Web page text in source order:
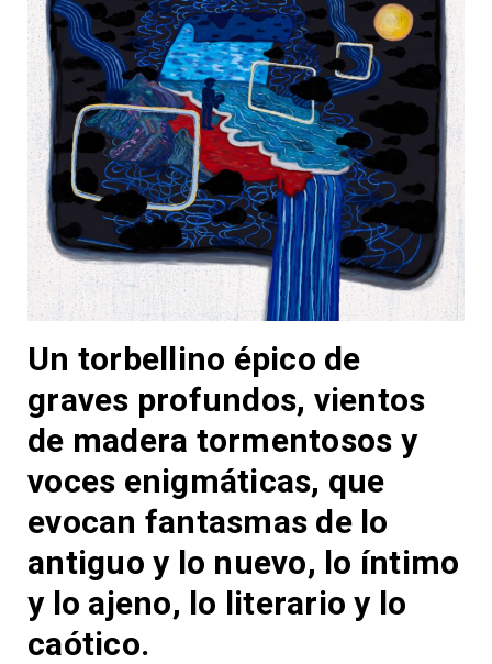
Un torbellino épico de
graves profundos, vientos
de madera tormentosos y
voces enigmáticas, que
evocan fantasmas de lo
antiguo y lo nuevo, lo íntimo
y lo ajeno, lo literario y lo
caótico.